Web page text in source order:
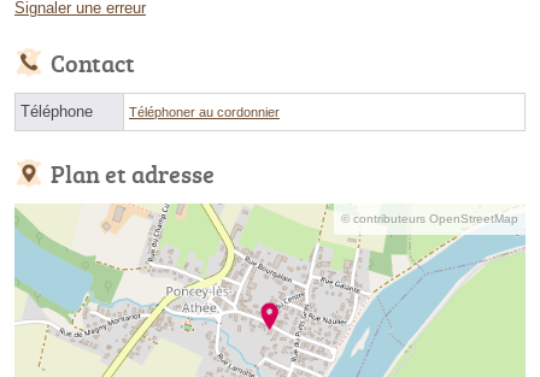
Signaler une erreur
Contact
Téléphone Téléphoner au cordonnier
Plan et adresse
© contributeurs OpenStreetMap